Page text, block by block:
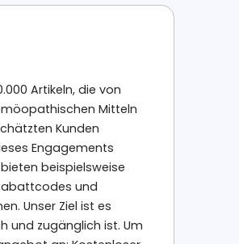
Artikeln, die von
Mitteln
Kunden
Engagements
beispielsweise
und
Unser Ziel ist es
und zugänglich ist. Um